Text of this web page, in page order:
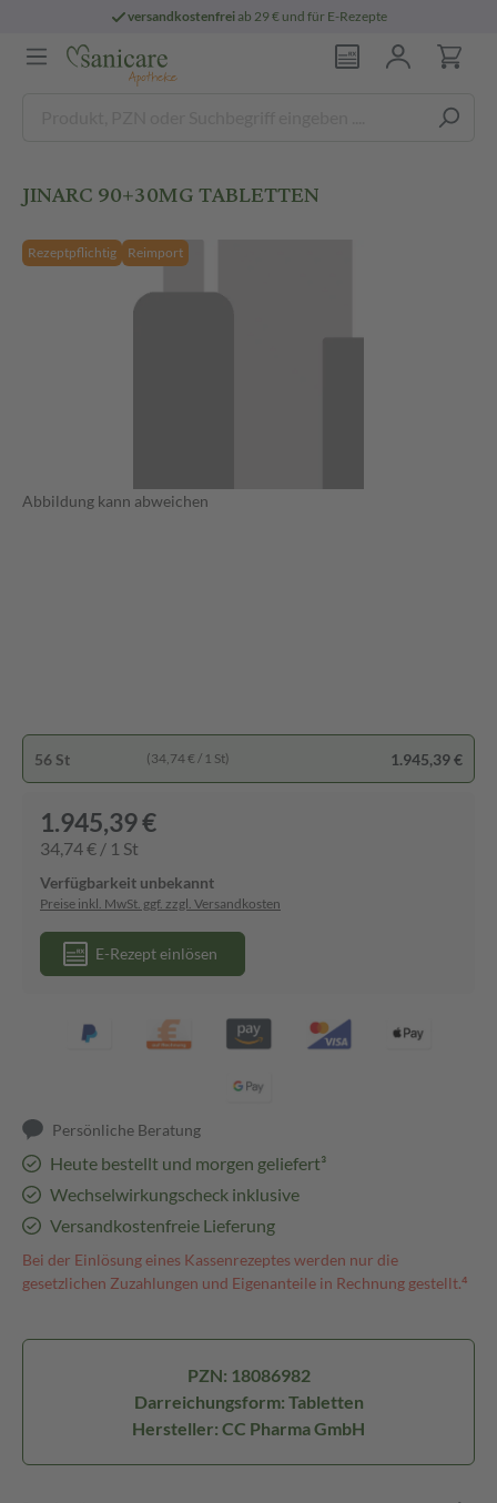
versandkostenfreiab 29 € und für E-Rezepte
JINARC 90+30MG TABLETTEN
Rezeptpflichtig Reimport
Abbildung kann abweichen
56 St (34,74 € / 1 St) 1.945,39 €
1.945,39 €
34,74 € / 1 St
Verfügbarkeit unbekannt
Preise inkl. MwSt. ggf. zzgl. Versandkosten
E-Rezept einlösen
Persönliche Beratung
Heute bestellt und morgen geliefert³
Wechselwirkungscheck inklusive
Versandkostenfreie Lieferung
Bei der Einlösung eines Kassenrezeptes werden nur die
gesetzlichen Zuzahlungen und Eigenanteile in Rechnung gestellt.⁴
PZN: 18086982
Darreichungsform: Tabletten
Hersteller: CC Pharma GmbH